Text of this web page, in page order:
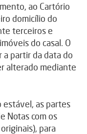
ao Cartório
domicílio do
terceiros e
do casal. O
a partir da data do
alterado mediante
estável, as partes
Notas com os
para